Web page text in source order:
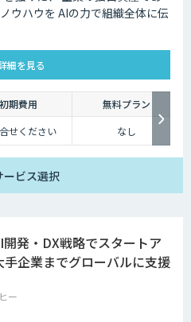
ウハウを AIの力で組織全体に伝
細を見る
初期費用
無料プラン
せください なし
ービス選択
発・DX戦略でスタートア
手企業までグローバルに支援
ー